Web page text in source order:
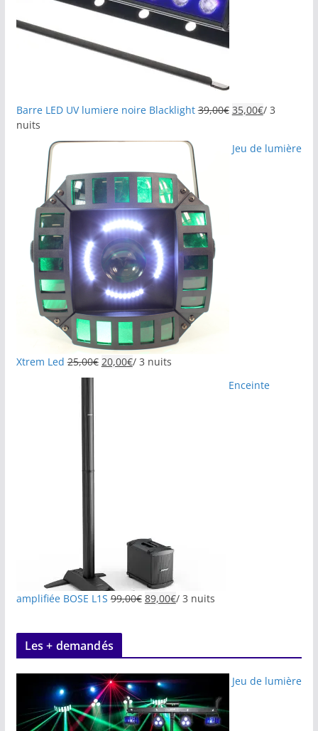
Barre LED UV lumiere noire Blacklight 39,00€ 35,00€/ 3
nuits
Jeu de lumière
Xtrem Led 25,00€ 20,00€/ 3 nuits
Enceinte
amplifiée BOSE L1S 99,00€ 89,00€/ 3 nuits
Les + demandés
Jeu de lumière